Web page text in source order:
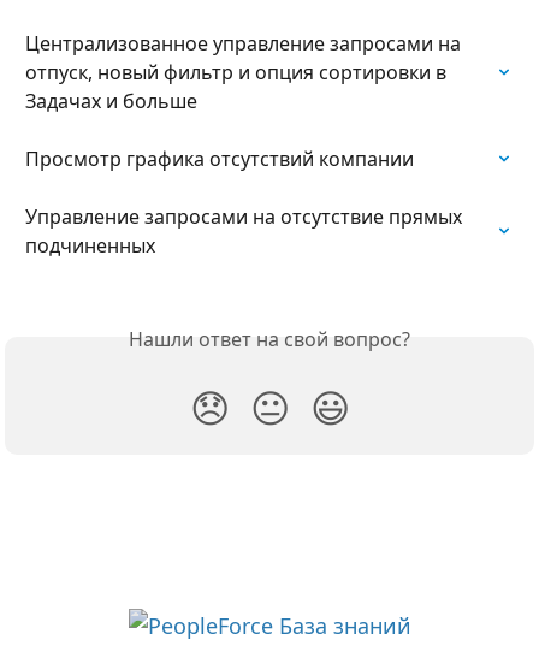
Централизованное управление запросами на
отпуск, новый фильтр и опция сортировки в
Задачах и больше
Просмотр графика отсутствий компании
Управление запросами на отсутствие прямых
подчиненных
Нашли ответ на свой вопрос?
😞 😐 😃